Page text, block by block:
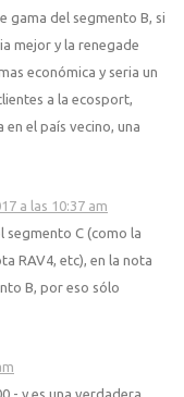
gama del segmento B, si
mejor y la renegade
económica y seria un
a la ecosport,
el país vecino, una
a las 10:37 am
segmento C (como la
RAV4, etc), en la nota
B, por eso sólo